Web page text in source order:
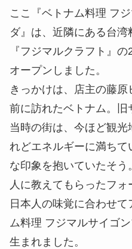
ここ『ベトナム料理 フ
ダ』は、近隣にある台
『フジマルクラフト』
オープンしました。
きっかけは、店主の藤
前に訪れたベトナム。
当時の街は、今ほど観
れどエネルギーに満ち
な印象を抱いていたそ
人に教えてもらったフォ
日本人の味覚に合わせ
ム料理 フジマルサイゴ
生まれました。